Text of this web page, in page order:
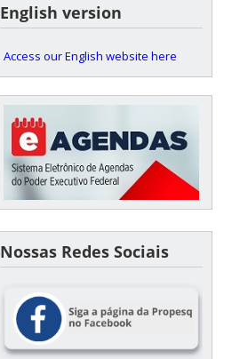
English version
Access our English website here
Nossas Redes Sociais